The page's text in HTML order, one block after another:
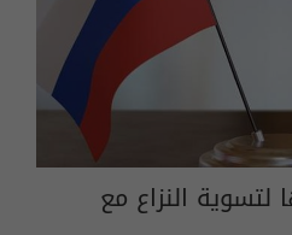
النزاع مع